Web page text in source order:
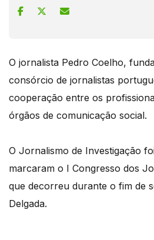
O jornalista Pedro Coelho,
consórcio de jornalistas
cooperação entre os
órgãos de comunicação social.
O Jornalismo de Investigação
marcaram o I Congresso dos
que decorreu durante o fim de
Delgada.